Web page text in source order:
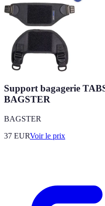
Support bagagerie
BAGSTER
BAGSTER
37 EURVoir le prix